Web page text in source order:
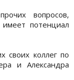
вопросов,
потенциал
своих коллег по
и Александра